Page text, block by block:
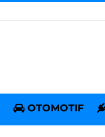
OTOMOTIF